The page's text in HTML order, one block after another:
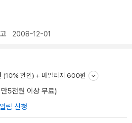
2008-12-01
(10% 할인) + 마일리지 600원
5천원 이상 무료)
림 신청